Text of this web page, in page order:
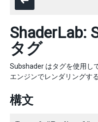
ShaderLab:
タグ
Subshader はタグを使用し
エンジンでレンダリングす
構文